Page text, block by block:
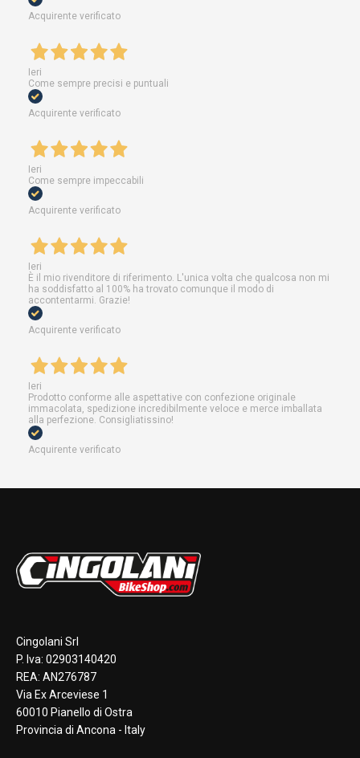
Acquirente verificato
Ieri
Come sempre precisi e puntuali
Acquirente verificato
Ieri
Come sempre impeccabili
Acquirente verificato
Ieri
È il mio rivenditore di riferimento. L'unica volta che qualcosa non mi
ha soddisfatto al 100% ha trovato comunque il modo di
accontentarmi. Grazie!
Acquirente verificato
Ieri
Prodotto conforme alle aspettative con confezione originale
immacolata, spedizione incredibilmente veloce e merce imballata
alla perfezione. Consigliatissino!
Acquirente verificato
Cingolani Srl
P. Iva: 02903140420
REA: AN276787
Via Ex Arceviese 1
60010 Pianello di Ostra
Provincia di Ancona - Italy